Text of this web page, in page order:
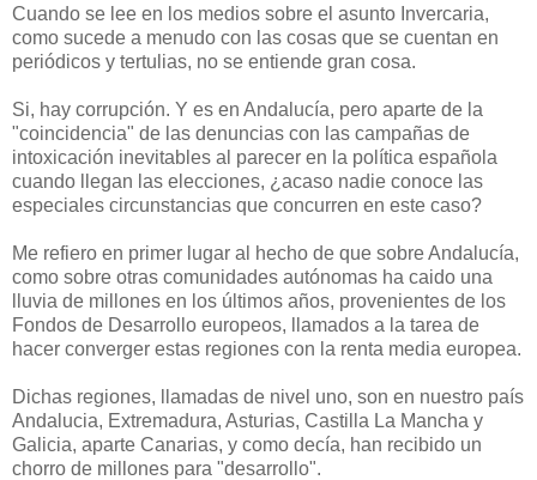
Cuando se lee en los medios sobre el asunto Invercaria,
como sucede a menudo con las cosas que se cuentan en
periódicos y tertulias, no se entiende gran cosa.
Si, hay corrupción. Y es en Andalucía, pero aparte de la
"coincidencia" de las denuncias con las campañas de
intoxicación inevitables al parecer en la política española
cuando llegan las elecciones, ¿acaso nadie conoce las
especiales circunstancias que concurren en este caso?
Me refiero en primer lugar al hecho de que sobre Andalucía,
como sobre otras comunidades autónomas ha caido una
lluvia de millones en los últimos años, provenientes de los
Fondos de Desarrollo europeos, llamados a la tarea de
hacer converger estas regiones con la renta media europea.
Dichas regiones, llamadas de nivel uno, son en nuestro país
Andalucia, Extremadura, Asturias, Castilla La Mancha y
Galicia, aparte Canarias, y como decía, han recibido un
chorro de millones para "desarrollo".